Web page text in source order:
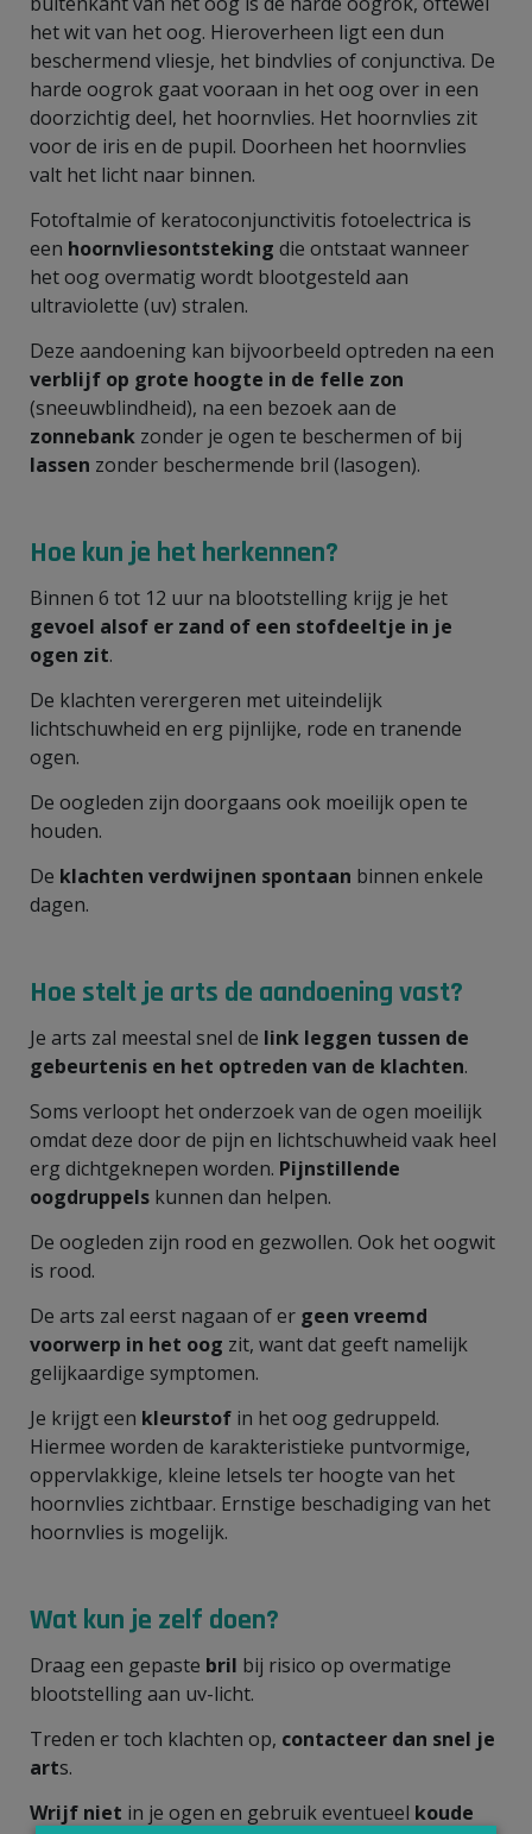
het wit van het oog. Hieroverheen ligt een dun
beschermend vliesje, het bindvlies of conjunctiva. De
harde oogrok gaat vooraan in het oog over in een
doorzichtig deel, het hoornvlies. Het hoornvlies zit
voor de iris en de pupil. Doorheen het hoornvlies
valt het licht naar binnen.
Fotoftalmie of keratoconjunctivitis fotoelectrica is
een hoornvliesontsteking die ontstaat wanneer
het oog overmatig wordt blootgesteld aan
ultraviolette (uv) stralen.
Deze aandoening kan bijvoorbeeld optreden na een
verblijf op grote hoogte in de felle zon
(sneeuwblindheid), na een bezoek aan de
zonnebank zonder je ogen te beschermen of bij
lassen zonder beschermende bril (lasogen).
Hoe kun je het herkennen?
Binnen 6 tot 12 uur na blootstelling krijg je het
gevoel alsof er zand of een stofdeeltje in je
ogen zit.
De klachten verergeren met uiteindelijk
lichtschuwheid en erg pijnlijke, rode en tranende
ogen.
De oogleden zijn doorgaans ook moeilijk open te
houden.
De klachten verdwijnen spontaan binnen enkele
dagen.
Hoe stelt je arts de aandoening vast?
Je arts zal meestal snel de link leggen tussen de
gebeurtenis en het optreden van de klachten.
Soms verloopt het onderzoek van de ogen moeilijk
omdat deze door de pijn en lichtschuwheid vaak heel
erg dichtgeknepen worden. Pijnstillende
oogdruppels kunnen dan helpen.
De oogleden zijn rood en gezwollen. Ook het oogwit
is rood.
De arts zal eerst nagaan of er geen vreemd
voorwerp in het oog zit, want dat geeft namelijk
gelijkaardige symptomen.
Je krijgt een kleurstof in het oog gedruppeld.
Hiermee worden de karakteristieke puntvormige,
oppervlakkige, kleine letsels ter hoogte van het
hoornvlies zichtbaar. Ernstige beschadiging van het
hoornvlies is mogelijk.
Wat kun je zelf doen?
Draag een gepaste bril bij risico op overmatige
blootstelling aan uv-licht.
Treden er toch klachten op, contacteer dan snel je
arts.
Wrijf niet in je ogen en gebruik eventueel koude